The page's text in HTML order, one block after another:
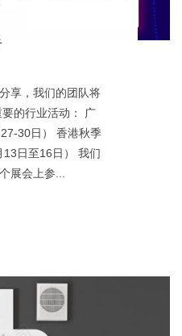
享，我们的团队将
的行业活动： 广
30日） 香港秋季
日至16日） 我们
展会上参...